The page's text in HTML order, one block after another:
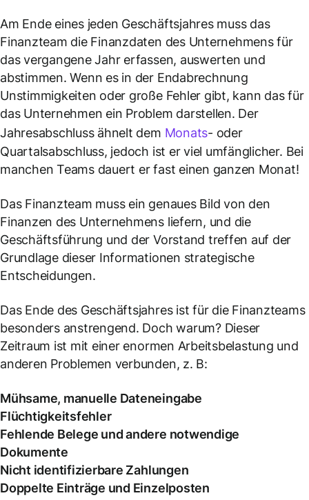
Am Ende eines jeden Geschäftsjahres muss das
Finanzteam die Finanzdaten des Unternehmens für
das vergangene Jahr erfassen, auswerten und
abstimmen. Wenn es in der Endabrechnung
Unstimmigkeiten oder große Fehler gibt, kann das für
das Unternehmen ein Problem darstellen. Der
Jahresabschluss ähnelt dem Monats- oder
Quartalsabschluss, jedoch ist er viel umfänglicher. Bei
manchen Teams dauert er fast einen ganzen Monat!
Das Finanzteam muss ein genaues Bild von den
Finanzen des Unternehmens liefern, und die
Geschäftsführung und der Vorstand treffen auf der
Grundlage dieser Informationen strategische
Entscheidungen.
Das Ende des Geschäftsjahres ist für die Finanzteams
besonders anstrengend. Doch warum? Dieser
Zeitraum ist mit einer enormen Arbeitsbelastung und
anderen Problemen verbunden, z. B:
Mühsame, manuelle Dateneingabe
Flüchtigkeitsfehler
Fehlende Belege und andere notwendige
Dokumente
Nicht identifizierbare Zahlungen
Doppelte Einträge und Einzelposten